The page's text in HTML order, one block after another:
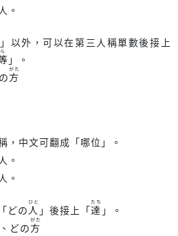
。
」以外，可以在第三人稱單數後接上
ら
」。
方
がた
，中文可翻成「哪位」。
。
。
どの 人
ひと
」後接上「達
たち
」。
、どの方
がた